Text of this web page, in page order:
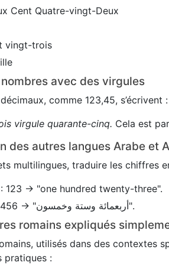
Cent Quatre-vingt-Deux
vingt-trois
avec des virgules
comme 123,45, s’écrivent :
virgule quarante-cinq. Cela est
des autres langues Arabe et
multilingues, traduire les chiffres
123 → "one hundred twenty-three".
En arabe : 456 → "أربعمائة وستة وخمسون".
romains expliqués
utilisés dans des contextes
pratiques :